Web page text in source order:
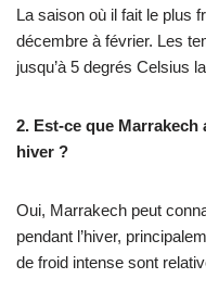
La saison où il fait le plus
décembre à février. Les
jusqu’à 5 degrés Celsius
2. Est-ce que
hiver ?
Oui, Marrakech peut
pendant l’hiver,
de froid intense sont